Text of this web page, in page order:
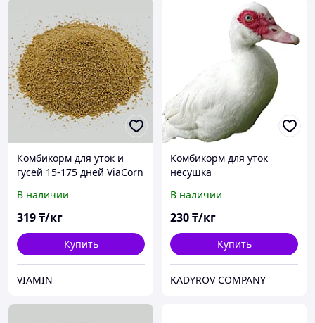
Комбикорм для уток и
гусей 15-175 дней ViaCorn
В наличии
319₸/кг
Купить
VIAMIN
Комбикорм для уток
несушка
В наличии
230₸/кг
Купить
KADYROV COMPANY